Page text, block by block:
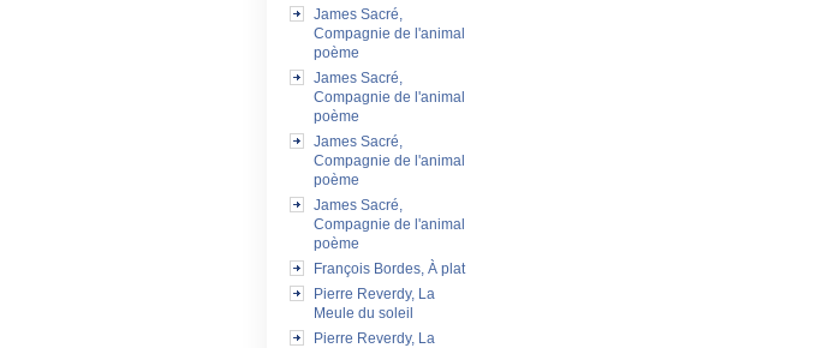
James Sacré,
Compagnie de l'animal
poème
James Sacré,
Compagnie de l'animal
poème
James Sacré,
Compagnie de l'animal
poème
James Sacré,
Compagnie de l'animal
poème
François Bordes, À plat
Pierre Reverdy, La
Meule du soleil
Pierre Reverdy, La